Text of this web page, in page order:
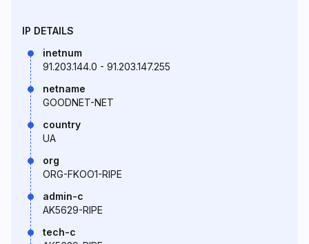
IP DETAILS
inetnum
91.203.144.0 - 91.203.147.255
netname
GOODNET-NET
country
UA
org
ORG-FKOO1-RIPE
admin-c
AK5629-RIPE
tech-c